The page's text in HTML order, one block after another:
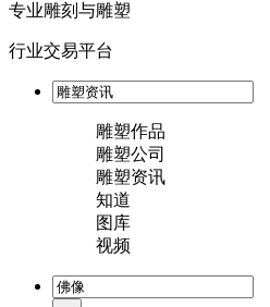
专业雕刻与雕塑
行业交易平台
雕塑作品
雕塑公司
雕塑资讯
知道
图库
视频